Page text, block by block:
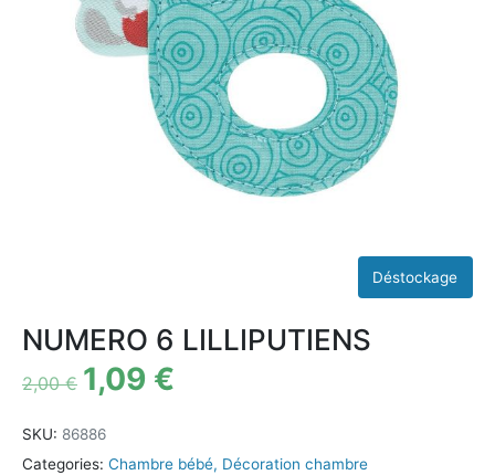
NUMERO 6 LILLIPUTIENS
2,00€ 1,09 €
SKU: 86886
Categories: Chambre bébé, Décoration chambre